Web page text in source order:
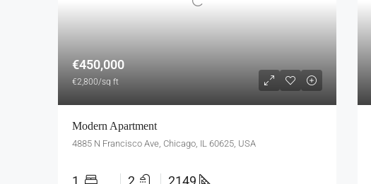
€450,000
€2,800/sq ft
Modern Apartment
4885 N Francisco Ave, Chicago, IL 60625, USA
1 2 2149